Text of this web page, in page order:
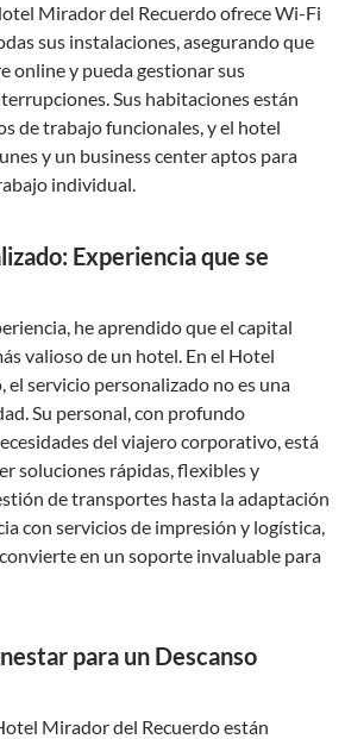
Mirador del Recuerdo ofrece Wi-Fi
sus instalaciones, asegurando que
online y pueda gestionar sus
Sus habitaciones están
de trabajo funcionales, y el hotel
y un business center aptos para
individual.
Experiencia que se
he aprendido que el capital
valioso de un hotel. En el Hotel
el servicio personalizado no es una
Su personal, con profundo
del viajero corporativo, está
soluciones rápidas, flexibles y
de transportes hasta la adaptación
con servicios de impresión y logística,
en un soporte invaluable para
para un Descanso
Mirador del Recuerdo están